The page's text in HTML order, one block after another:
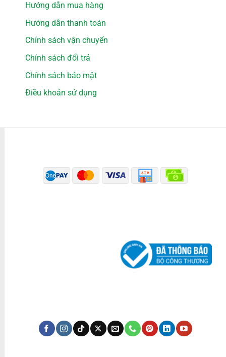
Hướng dẫn mua hàng
Hướng dẫn thanh toán
Chính sách vận chuyển
Chính sách đổi trả
Chính sách bảo mật
Điều khoản sử dụng